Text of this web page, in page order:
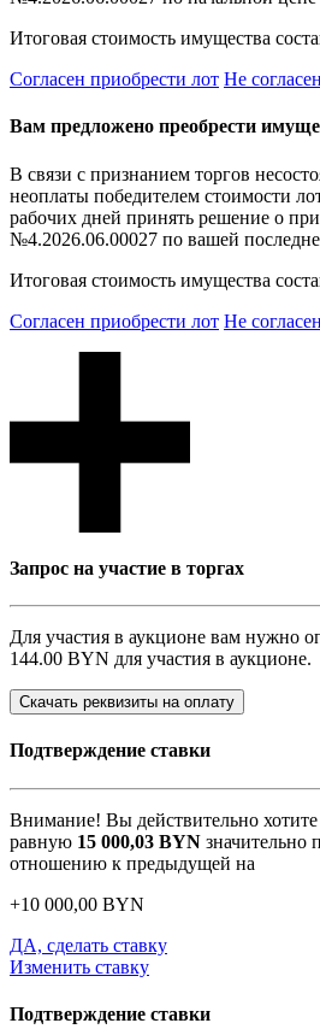
Итоговая стоимость имущества
Согласен приобрести лот Не
Вам предложено преобрести
В связи с признанием торгов
неоплаты победителем стоимости
рабочих дней принять решение о
№4.2026.06.00027 по вашей
Итоговая стоимость имущества
Согласен приобрести лот Не
Запрос на участие в торгах
Для участия в аукционе вам нужно
144.00 BYN для участия в аукционе.
Скачать реквизиты на оплату
Подтверждение ставки
Внимание! Вы действительно хотите
равную 15 000,03 BYN
отношению к предыдущей на
+10 000,00 BYN
ДА, сделать ставку
Изменить ставку
Подтверждение ставки